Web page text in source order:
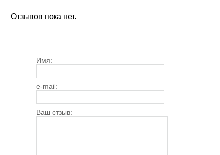
Отзывов пока нет.
Имя:
e-mail:
Ваш отзыв: